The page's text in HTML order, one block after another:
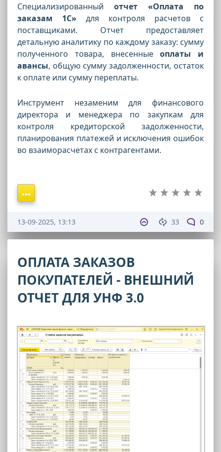
Специализированный отчет «Оплата по
заказам 1С» для контроля расчетов с
поставщиками. Отчет предоставляет
детальную аналитику по каждому заказу: сумму
полученного товара, внесенныеоплаты и
авансы, общую сумму задолженности, остаток
к оплате или сумму переплаты.
Инструмент незаменим для финансового
директора и менеджера по закупкам для
контроля кредиторской задолженности,
планирования платежей и исключения ошибок
во взаиморасчетах с контрагентами.
33 0
13-09-2025, 13:13
ОПЛАТА ЗАКАЗОВ
ПОКУПАТЕЛЕЙ - ВНЕШНИЙ
ОТЧЕТ ДЛЯ УНФ 3.0